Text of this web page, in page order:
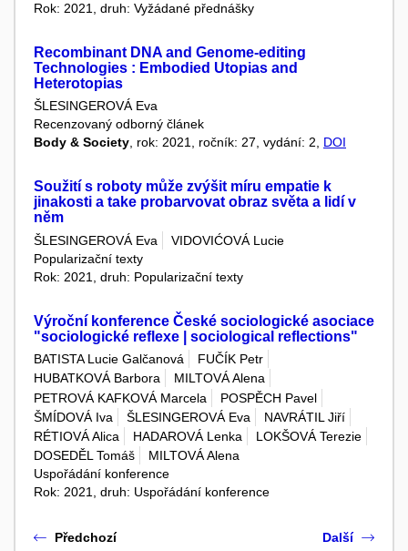
Rok: 2021, druh: Vyžádané přednášky
Recombinant DNA and Genome-editing
Technologies : Embodied Utopias and
Heterotopias
ŠLESINGEROVÁ Eva
Recenzovaný odborný článek
Body & Society, rok: 2021, ročník: 27, vydání: 2, DOI
Soužití s roboty může zvýšit míru empatie k
jinakosti a take probarvovat obraz světa a lidí v
něm
ŠLESINGEROVÁ Eva
VIDOVIĆOVÁ Lucie
Popularizační texty
Rok: 2021, druh: Popularizační texty
Výroční konference České sociologické asociace
"sociologické reflexe | sociological reflections"
BATISTA Lucie Galčanová
FUČÍK Petr
HUBATKOVÁ Barbora
MILTOVÁ Alena
PETROVÁ KAFKOVÁ Marcela
POSPĚCH Pavel
ŠMÍDOVÁ Iva
ŠLESINGEROVÁ Eva
NAVRÁTIL Jiří
RÉTIOVÁ Alica
HADAROVÁ Lenka
LOKŠOVÁ Terezie
DOSEDĚL Tomáš
MILTOVÁ Alena
Uspořádání konference
Rok: 2021, druh: Uspořádání konference
Předchozí Další